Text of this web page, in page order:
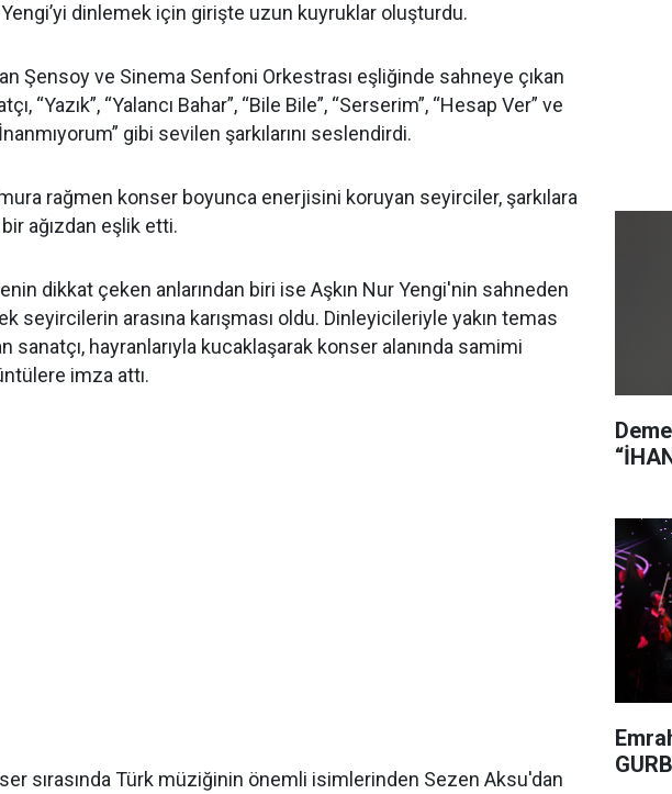
dinlemek için girişte uzun kuyruklar oluşturdu.
Şensoy ve Sinema Senfoni Orkestrası eşliğinde sahneye çıkan
“Yazık”, “Yalancı Bahar”, “Bile Bile”, “Serserim”, “Hesap Ver” ve
gibi sevilen şarkılarını seslendirdi.
rağmen konser boyunca enerjisini koruyan seyirciler, şarkılara
ağızdan eşlik etti.
dikkat çeken anlarından biri ise Aşkın Nur Yengi'nin sahneden
seyircilerin arasına karışması oldu. Dinleyicileriyle yakın temas
sanatçı, hayranlarıyla kucaklaşarak konser alanında samimi
imza attı.
sırasında Türk müziğinin önemli isimlerinden Sezen Aksu'dan